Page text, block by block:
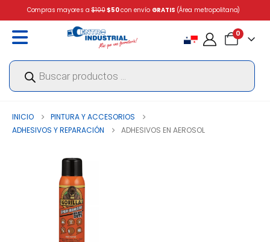
Compras mayores a$100 $50con envío GRATIS (Área metropolitana)
0
Búsqueda
productos
INICIO
PINTURA Y ACCESORIOS
ADHESIVOS Y REPARACIÓN
ADHESIVOS EN AEROSOL